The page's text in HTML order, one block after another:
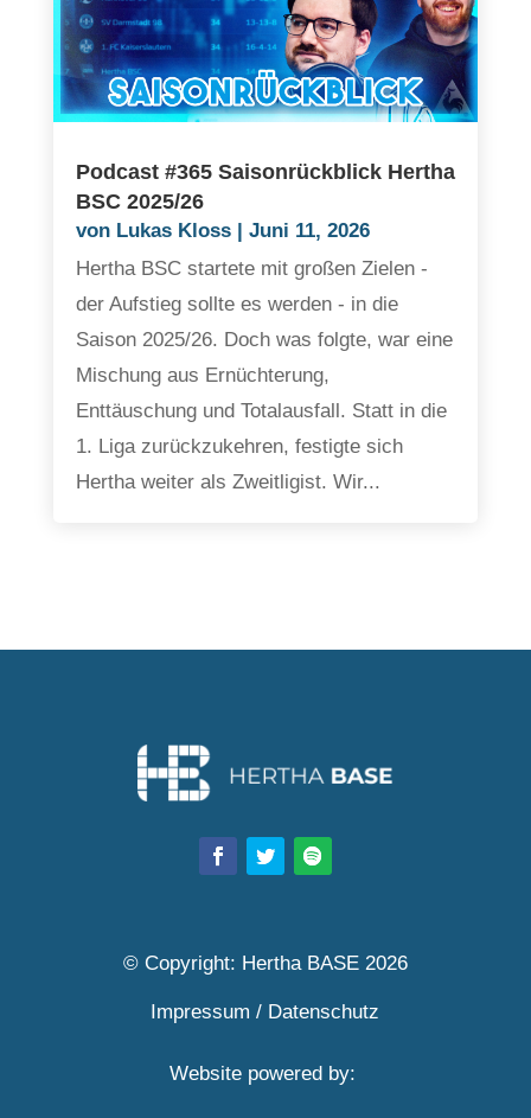
Podcast #365 Saisonrückblick Hertha
BSC 2025/26
von Lukas Kloss| Juni 11, 2026
Hertha BSC startete mit großen Zielen -
der Aufstieg sollte es werden - in die
Saison 2025/26. Doch was folgte, war eine
Mischung aus Ernüchterung,
Enttäuschung und Totalausfall. Statt in die
1. Liga zurückzukehren, festigte sich
Hertha weiter als Zweitligist. Wir...
© Copyright: Hertha BASE 2026
Impressum / Datenschutz
Website powered by: